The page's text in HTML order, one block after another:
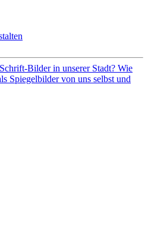
Bilder in unserer Stadt? Wie
Spiegelbilder von uns selbst und